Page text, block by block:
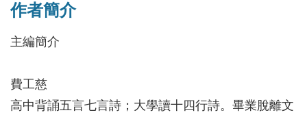
光。以足下及筆尖重新詮解《古都》中的景象，旅程
作為小說的註解，促使他們再以詩作迴響，伴以照片
他們是千重子，是苗子，也是川端康成。
作者簡介
主編簡介
費工慈
高中背誦五言七言詩；大學讀十四行詩。畢業脫離文